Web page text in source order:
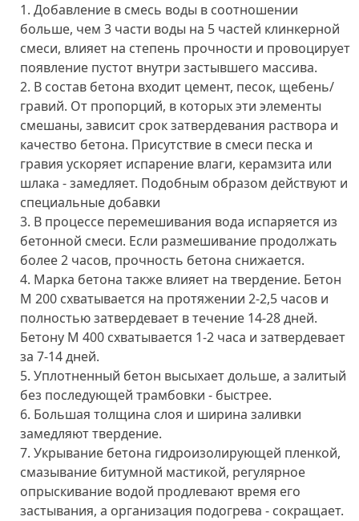
Добавление в смесь воды в соотношении
больше, чем 3 части воды на 5 частей клинкерной
смеси, влияет на степень прочности и провоцирует
появление пустот внутри застывшего массива.
В состав бетона входит цемент, песок, щебень/
гравий. От пропорций, в которых эти элементы
смешаны, зависит срок затвердевания раствора и
качество бетона. Присутствие в смеси песка и
гравия ускоряет испарение влаги, керамзита или
шлака - замедляет. Подобным образом действуют и
специальные добавки
В процессе перемешивания вода испаряется из
бетонной смеси. Если размешивание продолжать
более 2 часов, прочность бетона снижается.
Марка бетона также влияет на твердение. Бетон
М 200 схватывается на протяжении 2-2,5 часов и
полностью затвердевает в течение 14-28 дней.
Бетону М 400 схватывается 1-2 часа и затвердевает
за 7-14 дней.
Уплотненный бетон высыхает дольше, а залитый
без последующей трамбовки - быстрее.
Большая толщина слоя и ширина заливки
замедляют твердение.
Укрывание бетона гидроизолирующей пленкой,
смазывание битумной мастикой, регулярное
опрыскивание водой продлевают время его
застывания, а организация подогрева - сокращает.